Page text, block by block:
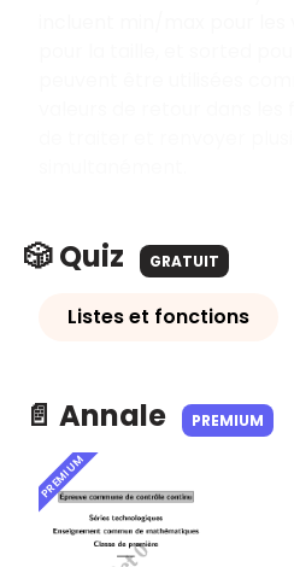
🎲 Quiz GRATUIT
Listes et fonctions
📄 Annale PREMIUM
PREMIUM